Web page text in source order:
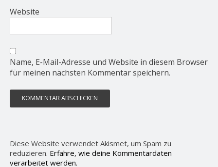
Website
Name, E-Mail-Adresse und Website in diesem Browser
für meinen nächsten Kommentar speichern.
Diese Website verwendet Akismet, um Spam zu
reduzieren. Erfahre, wie deine Kommentardaten
verarbeitet werden.